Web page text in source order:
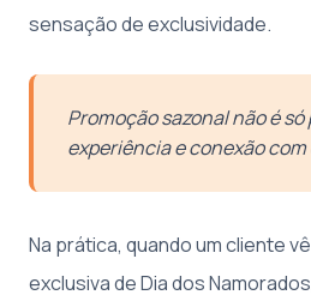
sensação de exclusividade.
Promoção sazonal não é só
experiência e conexão
Na prática, quando um cliente
exclusiva de Dia dos